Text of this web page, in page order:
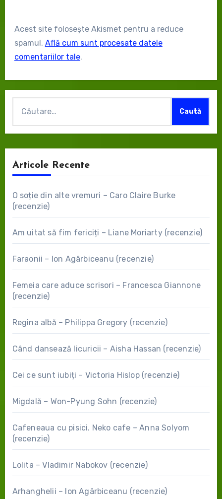
Acest site folosește Akismet pentru a reduce
spamul. Află cum sunt procesate datele
comentariilor tale.
după:
Articole Recente
O soție din alte vremuri – Caro Claire Burke
(recenzie)
Am uitat să fim fericiți – Liane Moriarty (recenzie)
Faraonii – Ion Agârbiceanu (recenzie)
Femeia care aduce scrisori – Francesca Giannone
(recenzie)
Regina albă – Philippa Gregory (recenzie)
Când dansează licuricii – Aisha Hassan (recenzie)
Cei ce sunt iubiți – Victoria Hislop (recenzie)
Migdală – Won-Pyung Sohn (recenzie)
Cafeneaua cu pisici. Neko cafe – Anna Solyom
(recenzie)
Lolita – Vladimir Nabokov (recenzie)
Arhanghelii – Ion Agârbiceanu (recenzie)